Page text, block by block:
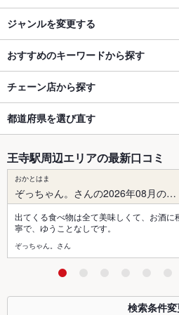
ジャンルを変更する
おすすめのキーワードから探す
チェーン店から探す
都道府県を選び直す
王寺駅周辺エリアの最新口コミ
おかとはま
ぞっちゃん。さんの2026年08月の…
出てくる食べ物は全て美味しくて、お酒
寧で、ゆうことなしです。
ぞっちゃん。さん
検索条件